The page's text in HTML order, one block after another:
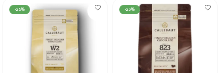
-25% -23%